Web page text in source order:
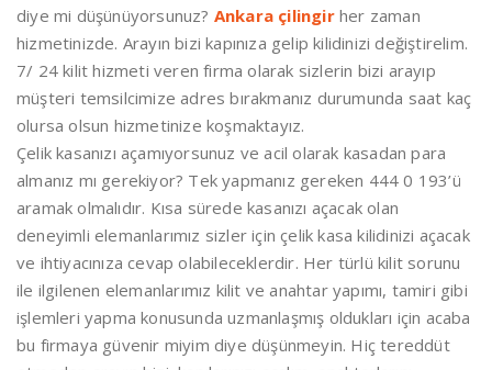
diye mi düşünüyorsunuz? Ankara çilingirher zaman
hizmetinizde. Arayın bizi kapınıza gelip kilidinizi değiştirelim.
7/ 24 kilit hizmeti veren firma olarak sizlerin bizi arayıp
müşteri temsilcimize adres bırakmanız durumunda saat kaç
olursa olsun hizmetinize koşmaktayız.
Çelik kasanızı açamıyorsunuz ve acil olarak kasadan para
almanız mı gerekiyor? Tek yapmanız gereken 444 0 193’ü
aramak olmalıdır. Kısa sürede kasanızı açacak olan
deneyimli elemanlarımız sizler için çelik kasa kilidinizi açacak
ve ihtiyacınıza cevap olabileceklerdir. Her türlü kilit sorunu
ile ilgilenen elemanlarımız kilit ve anahtar yapımı, tamiri gibi
işlemleri yapma konusunda uzmanlaşmış oldukları için acaba
bu firmaya güvenir miyim diye düşünmeyin. Hiç tereddüt